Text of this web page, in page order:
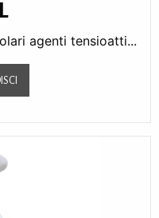
agenti tensioatti...